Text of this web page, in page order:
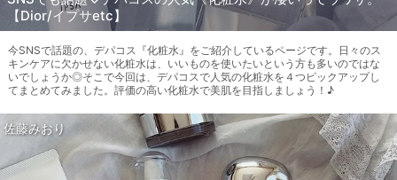
【Dior/イプサetc】
今SNSで話題の、デパコス『化粧水』をご紹介しているページです。日々のス
キンケアに欠かせない化粧水は、いいものを使いたいという方も多いのではな
いでしょうか◎そこで今回は、デパコスで人気の化粧水を４つピックアップし
てまとめてみました。評価の高い化粧水で美肌を目指しましょう！♪
佐藤みおり